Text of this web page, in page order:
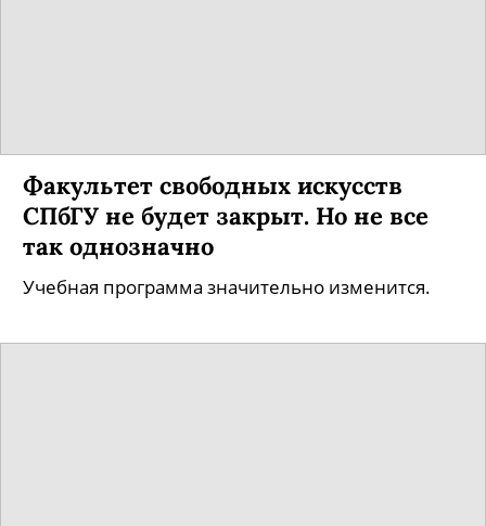
Факультет свободных искусств
СПбГУ не будет закрыт. Но не все
так однозначно
Учебная программа значительно изменится.